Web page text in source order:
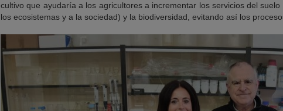
cultivo que ayudaría a los agricultores a incrementar los servicios del
los ecosistemas y a la sociedad) y la biodiversidad, evitando así los